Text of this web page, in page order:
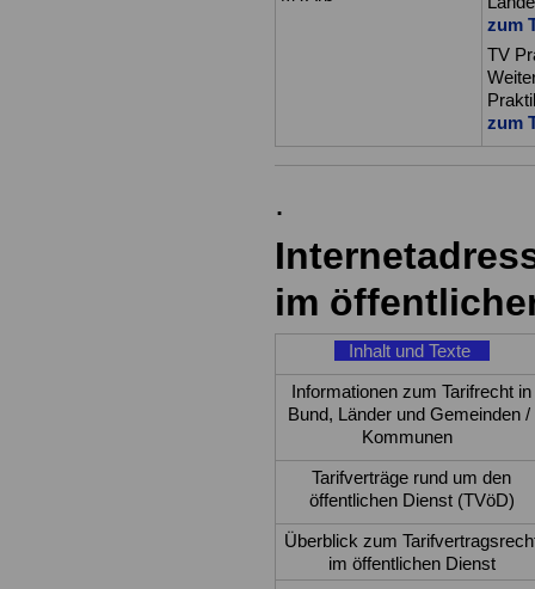
zum
TV
zum
.
im
Inhalt und Texte
Informationen zum Tarifrecht in
Bund, Länder und Gemeinden /
Kommunen
Tarifverträge rund um den
öffentlichen Dienst (TVöD)
Überblick zum
im öffentlichen Dienst